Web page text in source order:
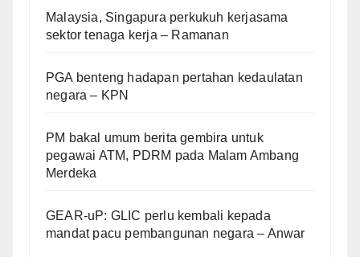
Malaysia, Singapura perkukuh kerjasama
sektor tenaga kerja – Ramanan
PGA benteng hadapan pertahan kedaulatan
negara – KPN
PM bakal umum berita gembira untuk
pegawai ATM, PDRM pada Malam Ambang
Merdeka
GEAR-uP: GLIC perlu kembali kepada
mandat pacu pembangunan negara – Anwar